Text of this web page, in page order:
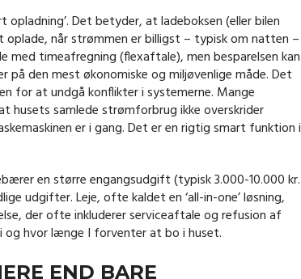
Det betyder, at ladeboksen (eller bilen
når strømmen er billigst – typisk om natten –
timeafregning (flexaftale), men besparelsen kan
den mest økonomiske og miljøvenlige måde. Det
for at undgå konflikter i systemerne. Mange
husets samlede strømforbrug ikke overskrider
er i gang. Det er en rigtig smart funktion i
en større engangsudgift (typisk 3.000-10.000 kr.
udgifter. Leje, ofte kaldet en ‘all-in-one’ løsning,
der ofte inkluderer serviceaftale og refusion af
hvor længe I forventer at bo i huset.
END BARE